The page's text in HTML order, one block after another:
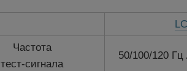
Частота
тест-сигнала
50/100/120 Гц